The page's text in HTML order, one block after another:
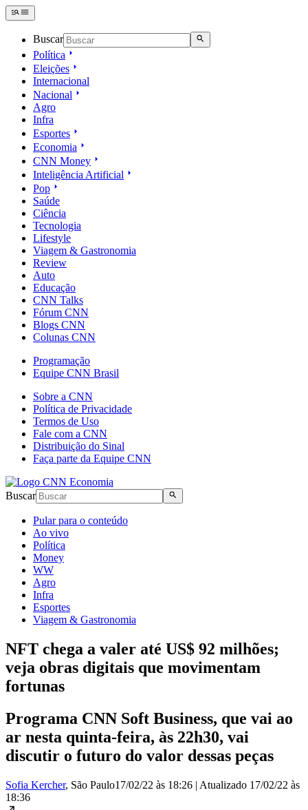
Buscar
Política
Eleições
Internacional
Nacional
Agro
Infra
Esportes
Economia
CNN Money
Inteligência Artificial
Pop
Saúde
Ciência
Tecnologia
Lifestyle
Viagem & Gastronomia
Review
Auto
Educação
CNN Talks
Fórum CNN
Blogs CNN
Colunas CNN
Programação
Equipe CNN Brasil
Sobre a CNN
Política de Privacidade
Termos de Uso
Fale com a CNN
Distribuição do Sinal
Faça parte da Equipe CNN
Buscar
Pular para o conteúdo
Ao vivo
Política
Money
WW
Agro
Infra
Esportes
Viagem & Gastronomia
NFT chega a valer até US$ 92 milhões;
veja obras digitais que movimentam
fortunas
Programa CNN Soft Business, que vai ao
ar nesta quinta-feira, às 22h30, vai
discutir o futuro do valor dessas peças
Sofia Kercher, São Paulo17/02/22 às 18:26 | Atualizado 17/02/22 às
18:36